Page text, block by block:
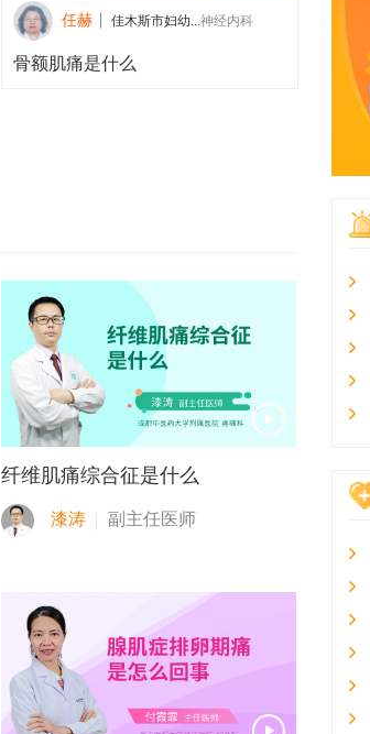
任赫 佳木斯市妇幼...神经内科
骨额肌痛是什么
纤维肌痛综合征是什么
漆涛 副主任医师